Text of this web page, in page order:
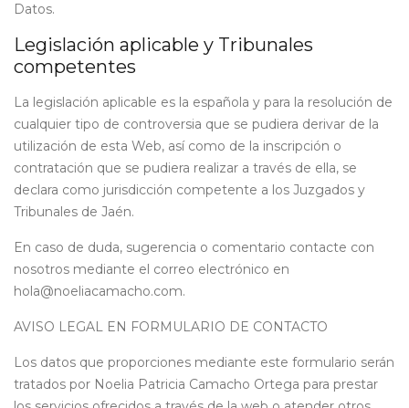
Datos.
Legislación aplicable y Tribunales
competentes
La legislación aplicable es la española y para la resolución de
cualquier tipo de controversia que se pudiera derivar de la
utilización de esta Web, así como de la inscripción o
contratación que se pudiera realizar a través de ella, se
declara como jurisdicción competente a los Juzgados y
Tribunales de Jaén.
En caso de duda, sugerencia o comentario contacte con
nosotros mediante el correo electrónico en
hola@noeliacamacho.com.
AVISO LEGAL EN FORMULARIO DE CONTACTO
Los datos que proporciones mediante este formulario serán
tratados por Noelia Patricia Camacho Ortega para prestar